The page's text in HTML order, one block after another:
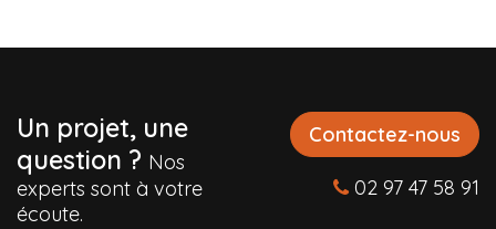
Un projet, une
question ? Nos
experts sont à votre
écoute.
Contactez-nous
02 97 47 58 91